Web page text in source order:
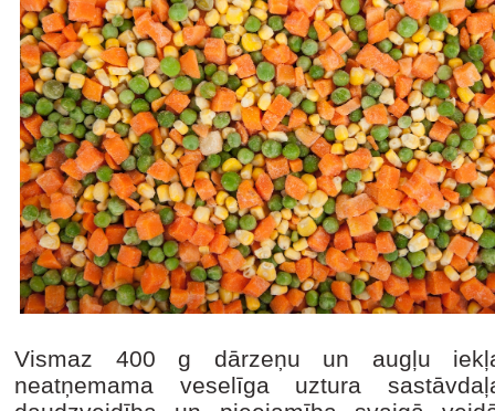
Vismaz 400 g dārzeņu un augļu
neatņemama veselīga uztura